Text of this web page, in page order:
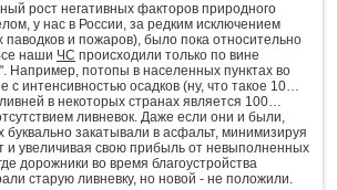
рост негативных факторов природного
у нас в России, за редким исключением
и пожаров), было пока относительно
наши ЧС происходили только по вине
Например, потопы в населенных пунктах во
с интенсивностью осадков (ну, что такое 10…
в некоторых странах является 100…
ливневок. Даже если они и были,
закатывали в асфальт, минимизируя
и увеличивая свою прибыль от невыполненных
дорожники во время благоустройства
старую ливневку, но новой - не положили.